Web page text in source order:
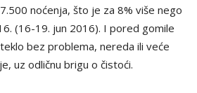
noćenja, što je za 8% više nego
(16-19. jun 2016). I pored gomile
bez problema, nereda ili veće
uz odličnu brigu o čistoći.